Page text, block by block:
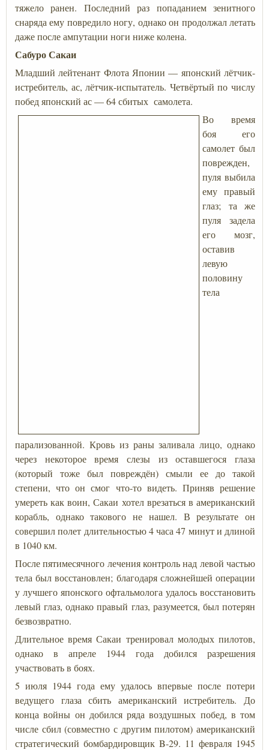
тяжело ранен. Последний раз попаданием зенитного
снаряда ему повредило ногу, однако он продолжал летать
даже после ампутации ноги ниже колена.
Сабуро Сакаи
Младший лейтенант Флота Японии — японский лётчик-
истребитель, ас, лётчик-испытатель. Четвёртый по числу
побед японский ас — 64 сбитых самолета.
Во время
боя его
самолет был
поврежден,
пуля выбила
ему правый
глаз; та же
пуля задела
его мозг,
оставив
левую
половину
тела
парализованной. Кровь из раны заливала лицо, однако
через некоторое время слезы из оставшегося глаза
(который тоже был повреждён) смыли ее до такой
степени, что он смог что-то видеть. Приняв решение
умереть как воин, Сакаи хотел врезаться в американский
корабль, однако такового не нашел. В результате он
совершил полет длительностью 4 часа 47 минут и длиной
в 1040 км.
После пятимесячного лечения контроль над левой частью
тела был восстановлен; благодаря сложнейшей операции
у лучшего японского офтальмолога удалось восстановить
левый глаз, однако правый глаз, разумеется, был потерян
безвозвратно.
Длительное время Сакаи тренировал молодых пилотов,
однако в апреле 1944 года добился разрешения
участвовать в боях.
5 июля 1944 года ему удалось впервые после потери
ведущего глаза сбить американский истребитель. До
конца войны он добился ряда воздушных побед, в том
числе сбил (совместно с другим пилотом) американский
стратегический бомбардировщик B-29. 11 февраля 1945